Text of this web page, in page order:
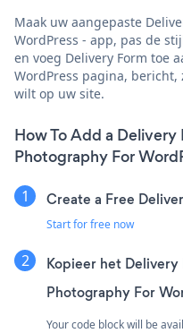
Maak uw aangepaste
WordPress - app, pas de
en voeg Delivery Form toe
WordPress pagina,
wilt op uw site.
How To Add a Delivery
Photography For
Create a Free
Start for free now
Kopieer het
Photography For
Your code block will be